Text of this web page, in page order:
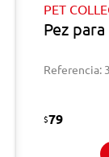
PET
Pez
Referencia:
$79